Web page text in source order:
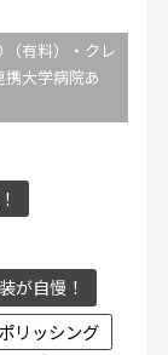
有料）・クレ
大学病院あ
が自慢！
リッシング